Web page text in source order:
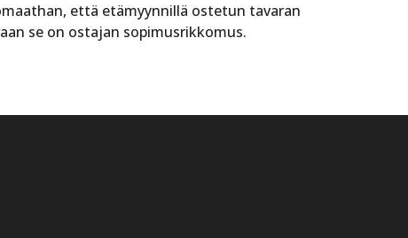
että etämyynnillä ostetun tavaran
se on ostajan sopimusrikkomus.